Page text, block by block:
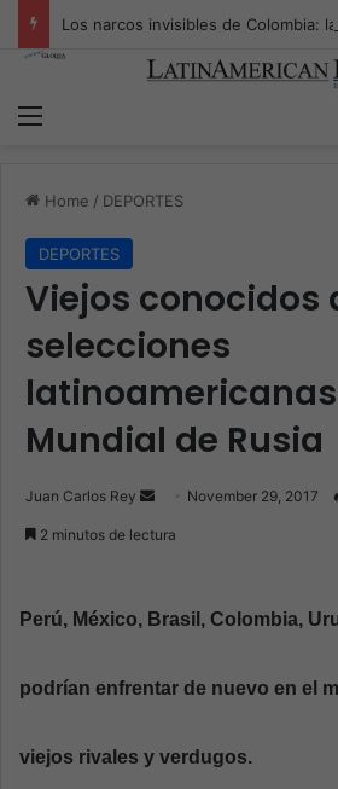
Home / DEPORTES
DEPORTES
Viejos conocidos
selecciones
Mundial de Rusia
Juan Carlos Rey
a
m
November 29, 2017
2 minutos de lectura
Perú, México, Brasil, Colombia,
podrían enfrentar de nuevo en el
viejos rivales y verdugos.